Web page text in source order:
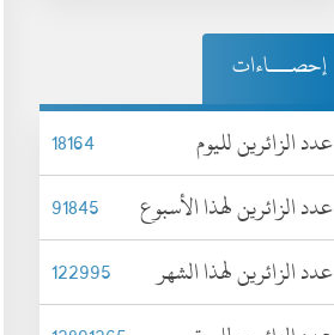
إحصـــاءات
عدد الزائرين لليوم
18164
عدد الزائرين لهذا الأسبوع
91845
عدد الزائرين لهذا الشهر
122995